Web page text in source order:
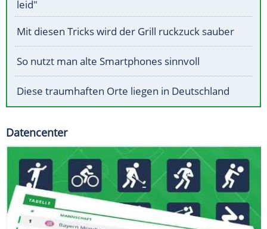
leid"
Mit diesen Tricks wird der Grill ruckzuck sauber
So nutzt man alte Smartphones sinnvoll
Diese traumhaften Orte liegen in Deutschland
Datencenter